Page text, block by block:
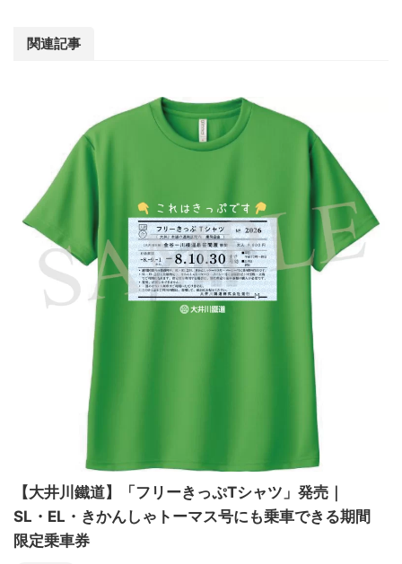
関連記事
【大井川鐵道】「フリーきっぷTシャツ」発売｜
SL・EL・きかんしゃトーマス号にも乗車できる期間
限定乗車券